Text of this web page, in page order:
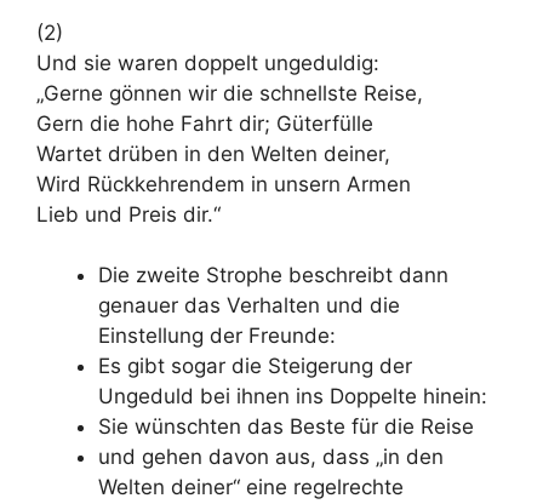
(2)
Und sie waren doppelt ungeduldig:
„Gerne gönnen wir die schnellste Reise,
Gern die hohe Fahrt dir; Güterfülle
Wartet drüben in den Welten deiner,
Wird Rückkehrendem in unsern Armen
Lieb und Preis dir.“
Die zweite Strophe beschreibt dann
genauer das Verhalten und die
Einstellung der Freunde:
Es gibt sogar die Steigerung der
Ungeduld bei ihnen ins Doppelte hinein:
Sie wünschten das Beste für die Reise
und gehen davon aus, dass „in den
Welten deiner“ eine regelrechte